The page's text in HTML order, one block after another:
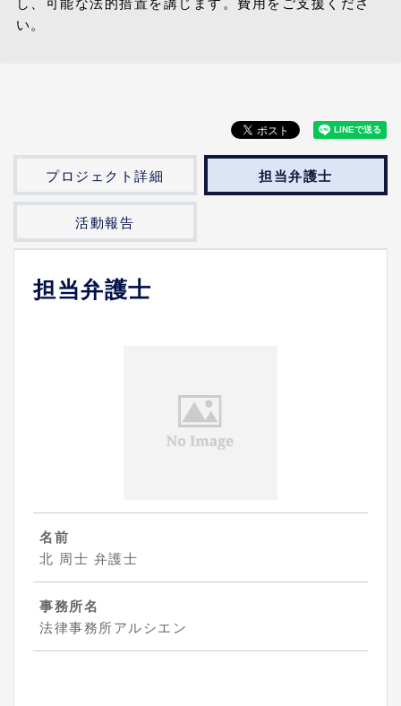
い。
プロジェクト詳細 担当弁護士
活動報告
担当弁護士
名前
北 周士 弁護士
事務所名
法律事務所アルシエン